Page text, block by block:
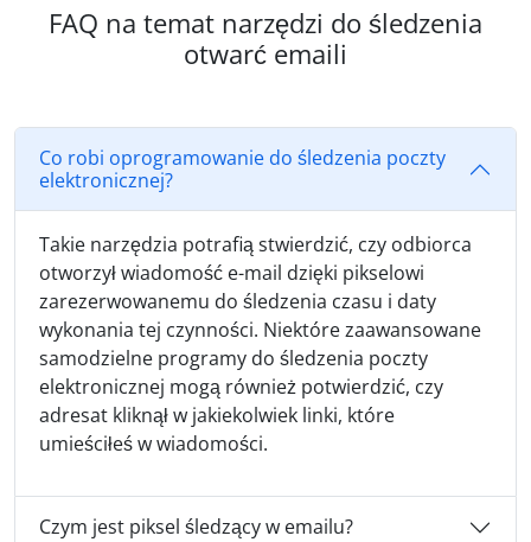
FAQ na temat narzędzi do śledzenia
otwarć emaili
Co robi oprogramowanie do śledzenia poczty
elektronicznej?
Takie narzędzia potrafią stwierdzić, czy odbiorca
otworzył wiadomość e-mail dzięki pikselowi
zarezerwowanemu do śledzenia czasu i daty
wykonania tej czynności. Niektóre zaawansowane
samodzielne programy do śledzenia poczty
elektronicznej mogą również potwierdzić, czy
adresat kliknął w jakiekolwiek linki, które
umieściłeś w wiadomości.
Czym jest piksel śledzący w emailu?